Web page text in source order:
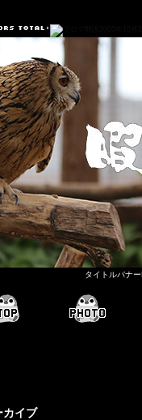
タイトルバナ
カイブ